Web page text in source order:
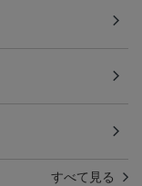
すべて見る